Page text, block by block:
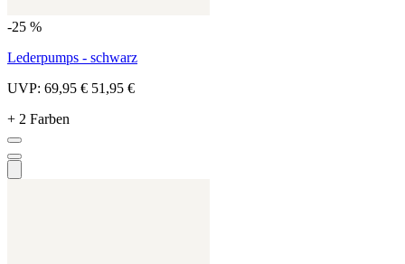
-25 %
Lederpumps - schwarz
UVP: 69,95 € 51,95 €
+ 2 Farben